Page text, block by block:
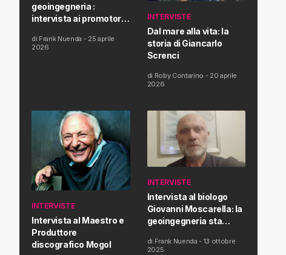
geoingegneria :
intervista ai promotori
Proposta di Legge
di Frank Nuenda - 25 aprile
2026
INTERVISTE
Dal mare alla vita: la
storia di Giancarlo
Screnci
di Roby Contarino - 20 aprile
2026
INTERVISTE
Intervista al Maestro e
Produttore
discografico Mogol
INTERVISTE
Intervista al biologo
Giovanni Moscarella: la
geoingegneria sta
salute dell’uomo
di Frank Nuenda - 13 ottobre
2025